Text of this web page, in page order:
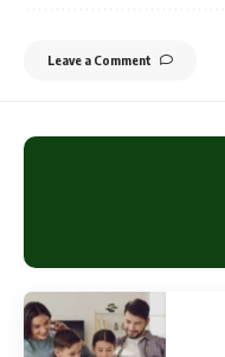
Leave a Comment